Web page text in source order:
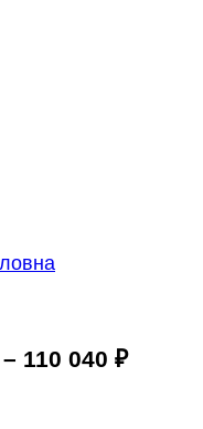
110 040 ₽